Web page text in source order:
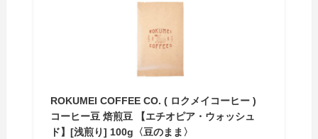
ROKUMEI COFFEE CO. ( ロクメイコーヒー )
コーヒー豆 焙煎豆 【エチオピア・ウォッシュ
ド】[浅煎り] 100g〈豆のまま〉